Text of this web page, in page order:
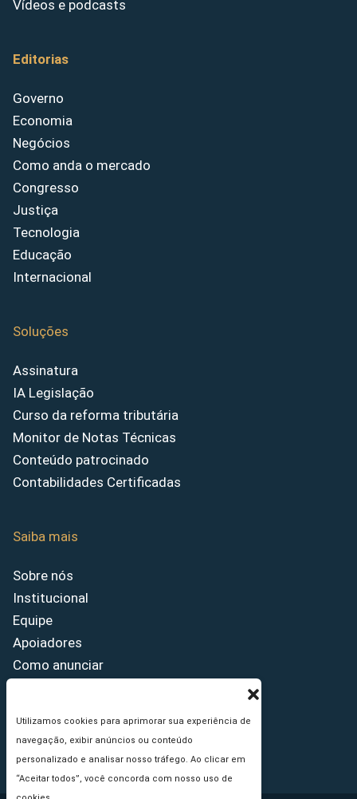
Utilizamos cookies para aprimorar sua experiência de
navegação, exibir anúncios ou conteúdo
personalizado e analisar nosso tráfego. Ao clicar em
“Aceitar todos”, você concorda com nosso uso de
Vídeos e podcasts
Editorias
Governo
Economia
Negócios
Como anda o mercado
Congresso
Justiça
Tecnologia
Educação
Internacional
Soluções
Assinatura
IA Legislação
Curso da reforma tributária
Monitor de Notas Técnicas
Conteúdo patrocinado
Contabilidades Certificadas
Saiba mais
Sobre nós
Institucional
Equipe
Apoiadores
Como anunciar
Princípios Editoriais